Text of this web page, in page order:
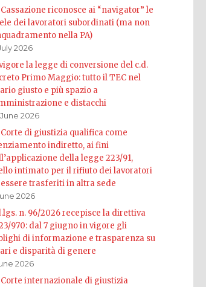
riconosce ai “navigator” le
dei lavoratori subordinati (ma non
nella PA)
2026
la legge di conversione del c.d.
Primo Maggio: tutto il TEC nel
giusto e più spazio a
e distacchi
2026
di giustizia qualifica come
indiretto, ai fini
della legge 223/91,
intimato per il rifiuto dei lavoratori
trasferiti in altra sede
2026
n. 96/2026 recepisce la direttiva
970: dal 7 giugno in vigore gli
di informazione e trasparenza su
e disparità di genere
2026
internazionale di giustizia